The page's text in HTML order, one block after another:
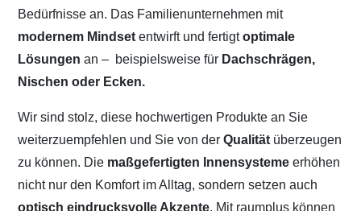
Bedürfnisse an. Das Familienunternehmen mit
modernem Mindset entwirft und fertigtoptimale
Lösungen an – beispielsweise für Dachschrägen,
Nischen oder Ecken.
Wir sind stolz, diese hochwertigen Produkte an Sie
weiterzuempfehlen und Sie von derQualität überzeugen
zu können. Die maßgefertigten Innensystemeerhöhen
nicht nur den Komfort im Alltag, sondern setzen auch
optisch eindrucksvolle Akzente. Mit raumplus können